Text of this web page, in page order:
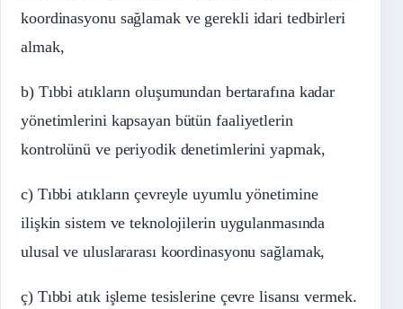
koordinasyonu sağlamak ve gerekli idari tedbirleri
almak,
b) Tıbbi atıkların oluşumundan bertarafına kadar
yönetimlerini kapsayan bütün faaliyetlerin
kontrolünü ve periyodik denetimlerini yapmak,
c) Tıbbi atıkların çevreyle uyumlu yönetimine
ilişkin sistem ve teknolojilerin uygulanmasında
ulusal ve uluslararası koordinasyonu sağlamak,
ç) Tıbbi atık işleme tesislerine çevre lisansı vermek.